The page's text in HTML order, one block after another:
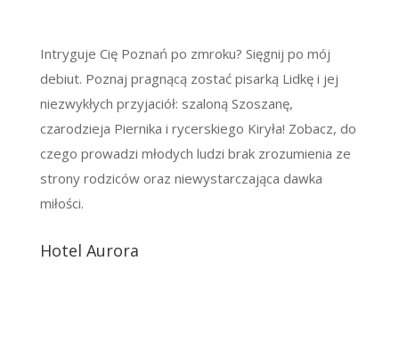
Intryguje Cię Poznań po zmroku? Sięgnij po mój
debiut. Poznaj pragnącą zostać pisarką Lidkę i jej
niezwykłych przyjaciół: szaloną Szoszanę,
czarodzieja Piernika i rycerskiego Kiryła! Zobacz, do
czego prowadzi młodych ludzi brak zrozumienia ze
strony rodziców oraz niewystarczająca dawka
miłości.
Hotel Aurora